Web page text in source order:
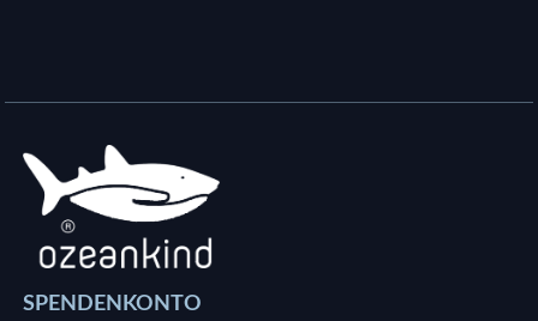
SPENDENKONTO